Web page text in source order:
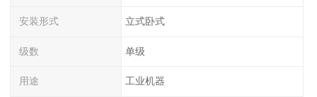
安装形式 立式卧式
级数 单级
用途 工业机器